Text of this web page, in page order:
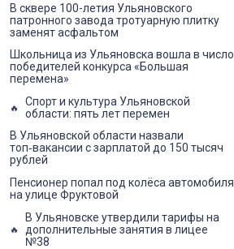
В сквере 100-летия Ульяновского
патронного завода тротуарную плитку
заменят асфальтом
Школьница из Ульяновска вошла в число
победителей конкурса «Большая
перемена»
Спорт и культура Ульяновской
области: пять лет перемен
В Ульяновской области назвали
топ‑вакансии с зарплатой до 150 тысяч
рублей
Пенсионер попал под колёса автомобиля
на улице Фруктовой
В Ульяновске утвердили тарифы на
дополнительные занятия в лицее
№38